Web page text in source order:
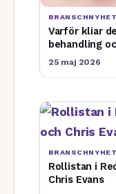
Varför kliar
behandling
25 maj 2026
Rollistan i
Chris Evans